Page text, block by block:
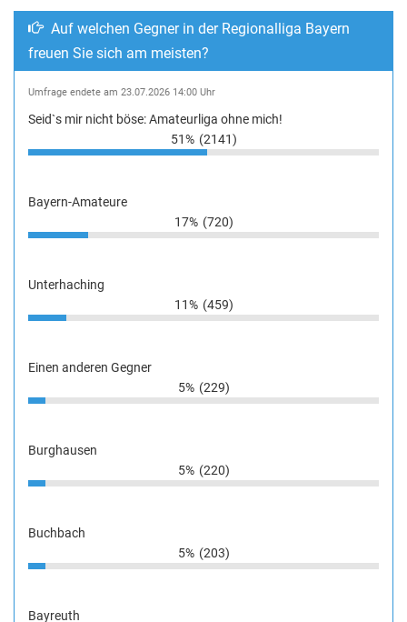
Auf welchen Gegner in der Regionalliga Bayern
freuen Sie sich am meisten?
Umfrage endete am 23.07.2026 14:00 Uhr
Seid`s mir nicht böse: Amateurliga ohne mich!
51% (2141)
Bayern-Amateure
17% (720)
Unterhaching
11% (459)
Einen anderen Gegner
5% (229)
Burghausen
5% (220)
Buchbach
5% (203)
Bayreuth